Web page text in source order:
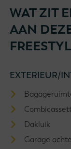
WAT ZIT
AAN
EXTERIEUR/
Dakluik
Garage